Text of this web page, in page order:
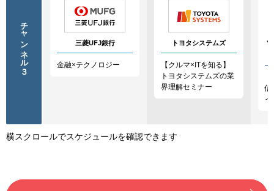
チャンネル３ 三菱UFJ銀行
金融×テクノロジー
トヨタシステムズ
【クルマ×ITを知る】
トヨタシステムズの業
界理解セミナー
信
イ
横スクロールでスケジュールを確認できます